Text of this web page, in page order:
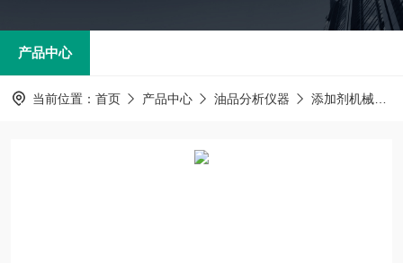
产品中心
当前位置： 首页 产品中心 油品分析仪器 添加剂机械杂质测定器